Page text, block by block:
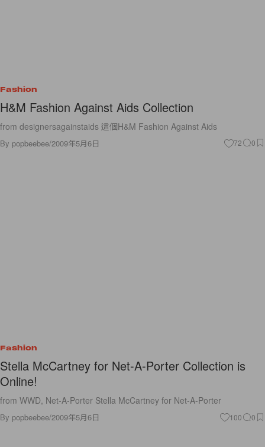
Fashion
H&M Fashion Against Aids Collection
from designersagainstaids 這個H&M Fashion Against Aids
By popbeebee/2009年5月6日 72 0
Fashion
Stella McCartney for Net-A-Porter Collection is
Online!
from WWD, Net-A-Porter Stella McCartney for Net-A-Porter
By popbeebee/2009年5月6日 100 0